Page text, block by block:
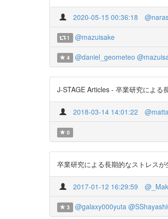
2020-05-15 00:36:18
1 @mazuisake
4 @daniel_geometeo
J-STAGE Articles - 卒業研究による
2018-03-14 14:01:22
0
卒業研究による長期的なストレス
2017-01-12 16:29:59
3 @galaxy000yuta